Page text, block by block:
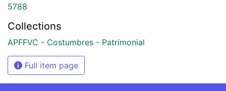
5788
Collections
APFFVC - Costumbres - Patrimonial
Full item page